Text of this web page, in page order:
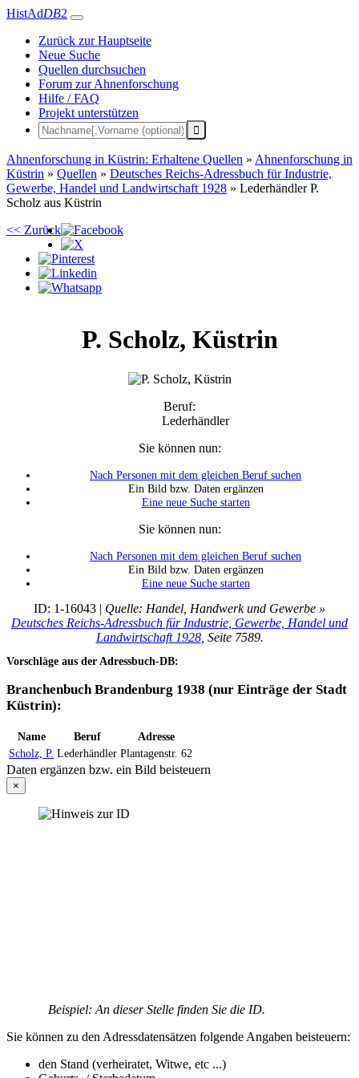
HistAdDB2
Zurück zur Hauptseite
Neue Suche
Quellen durchsuchen
Forum zur Ahnenforschung
Hilfe / FAQ
Projekt unterstützen
Ahnenforschung in Küstrin: Erhaltene Quellen » Ahnenforschung in
Küstrin » Quellen » Deutsches Reichs-Adressbuch für Industrie,
Gewerbe, Handel und Landwirtschaft 1928 » Lederhändler P.
Scholz aus Küstrin
<< Zurück
P. Scholz, Küstrin
Beruf:
Lederhändler
Sie können nun:
Nach Personen mit dem gleichen Beruf suchen
Ein Bild bzw. Daten ergänzen
Eine neue Suche starten
Sie können nun:
Nach Personen mit dem gleichen Beruf suchen
Ein Bild bzw. Daten ergänzen
Eine neue Suche starten
ID: 1-16043 | Quelle: Handel, Handwerk und Gewerbe »
Deutsches Reichs-Adressbuch für Industrie, Gewerbe, Handel und
Landwirtschaft 1928, Seite 7589.
Vorschläge aus der Adressbuch-DB:
Branchenbuch Brandenburg 1938 (nur Einträge der Stadt
Küstrin):
Name Beruf
Adresse
Scholz, P. Lederhändler Plantagenstr. 62
Daten ergänzen bzw. ein Bild beisteuern
×
Beispiel: An dieser Stelle finden Sie die ID.
Sie können zu den Adressdatensätzen folgende Angaben beisteuern:
den Stand (verheiratet, Witwe, etc ...)